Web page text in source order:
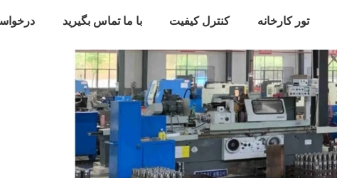
تور کارخانه کنترل کیفیت با ما تماس بگیرید